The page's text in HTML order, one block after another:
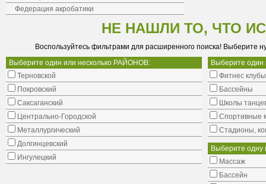
Федерация акробатики
НЕ НАШЛИ ТО, ЧТО
Воспользуйтесь фильтрами для расширенного поиска! Выберите
Выберите один или несколько РАЙОНОВ:
Терновской
Покровский
Саксаганский
Центрально-Городской
Металлургический
Долгинцевский
Ингулецкий
Выберите
Фитнес клубы
Бассейны
Школы
Cпортивные
Стадионы,
Выберите одну
Массаж
Бассейн